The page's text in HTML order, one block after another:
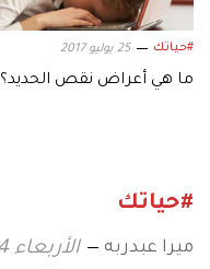
#حياتك 25 يوليو 2017
ما هي أعراض نقص الحديد؟
#حياتك
ميرا عبدربه الأربعاء 24 سبتمبر 2014 13:22